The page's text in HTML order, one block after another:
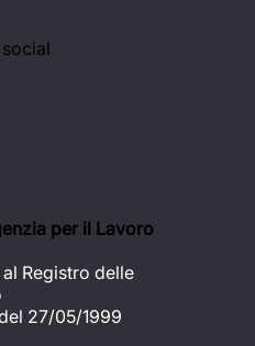
per il Lavoro
Registro delle
27/05/1999